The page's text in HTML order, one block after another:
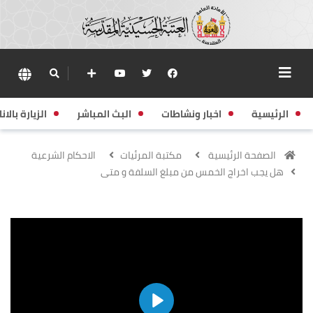
الرئيسية اخبار ونشاطات البث المباشر الزيارة
الصفحة الرئيسية مكتبة المرئيات
الاحكام الشرعية
هل يجب اخراج الخمس من مبلغ السلفة و متى